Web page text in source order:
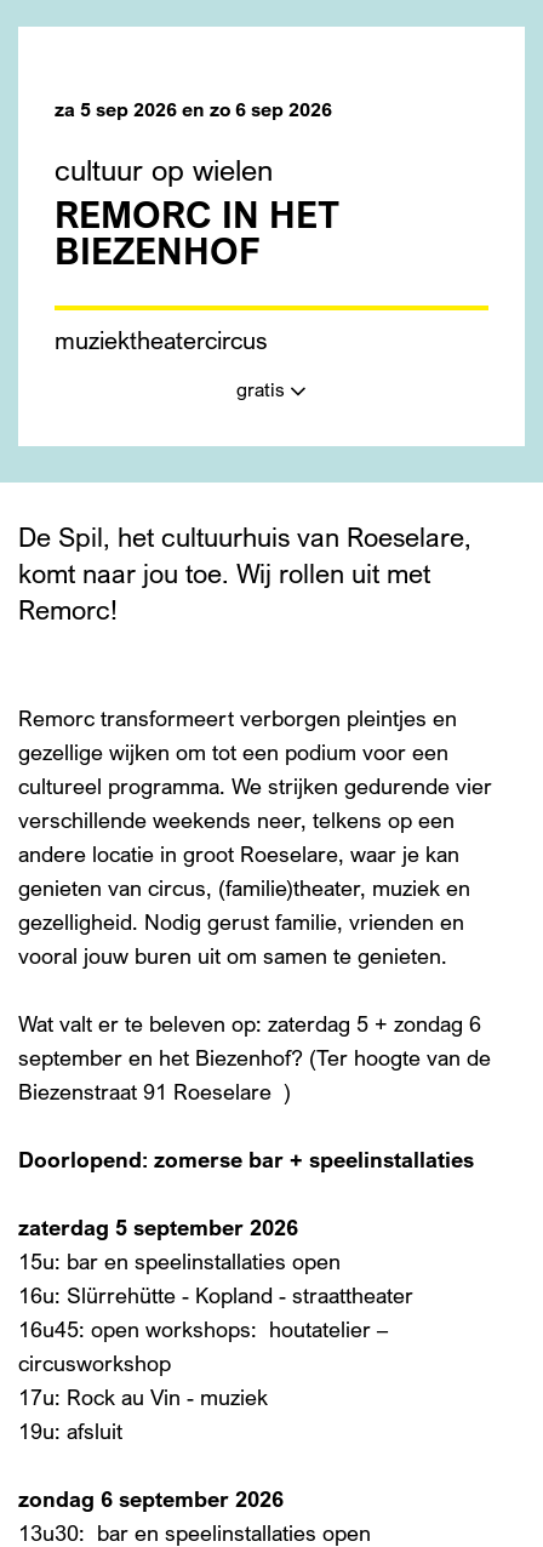
cultuur op wielen
REMORC IN HET
BIEZENHOF
za 5 sep 2026 en zo 6 sep 2026
muziektheatercircus
gratis
De Spil, het cultuurhuis van Roeselare,
komt naar jou toe. Wij rollen uit met
Remorc!
Remorc transformeert verborgen pleintjes en
gezellige wijken om tot een podium voor een
cultureel programma. We strijken gedurende vier
verschillende weekends neer, telkens op een
andere locatie in groot Roeselare, waar je kan
genieten van circus, (familie)theater, muziek en
gezelligheid. Nodig gerust familie, vrienden en
vooral jouw buren uit om samen te genieten.
Wat valt er te beleven op: zaterdag 5 + zondag 6
september en het Biezenhof? (Ter hoogte van de
Biezenstraat 91 Roeselare )
Doorlopend: zomerse bar + speelinstallaties
zaterdag 5 september 2026
15u: bar en speelinstallaties open
16u: Slürrehütte - Kopland - straattheater
16u45: open workshops: houtatelier –
circusworkshop
17u: Rock au Vin - muziek
19u: afsluit
zondag 6 september 2026
13u30: bar en speelinstallaties open